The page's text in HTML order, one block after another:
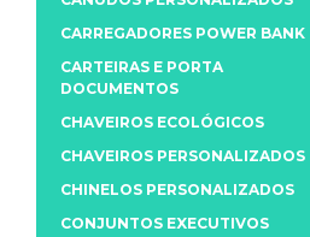
CARREGADORES POWER BANK
CARTEIRAS E PORTA
DOCUMENTOS
CHAVEIROS ECOLÓGICOS
CHAVEIROS PERSONALIZADOS
CHINELOS PERSONALIZADOS
CONJUNTOS EXECUTIVOS